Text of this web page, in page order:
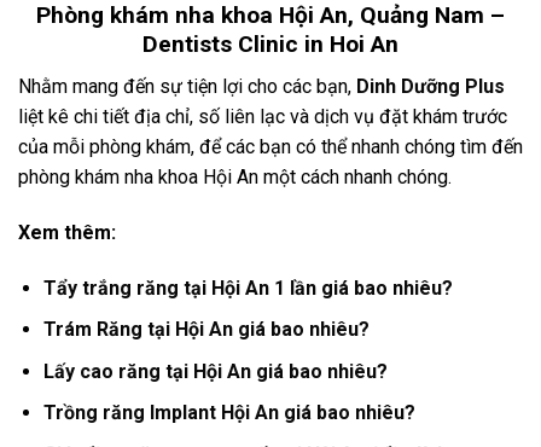
Phòng khám nha khoa Hội An, Quảng Nam –
Dentists Clinic in Hoi An
Nhằm mang đến sự tiện lợi cho các bạn, Dinh Dưỡng Plus
liệt kê chi tiết địa chỉ, số liên lạc và dịch vụ đặt khám trước
của mỗi phòng khám, để các bạn có thể nhanh chóng tìm đến
phòng khám nha khoa Hội An một cách nhanh chóng.
Xem thêm:
Tẩy trắng răng tại Hội An 1 lần giá bao nhiêu?
Trám Răng tại Hội An giá bao nhiêu?
Lấy cao răng tại Hội An giá bao nhiêu?
Trồng răng Implant Hội An giá bao nhiêu?